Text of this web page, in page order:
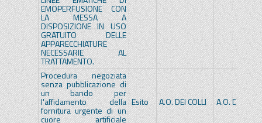
EMOPERFUSIONE CON
LA MESSA A
DISPOSIZIONE IN USO
GRATUITO DELLE
APPARECCHIATURE
NECESSARIE AL
TRATTAMENTO.
Procedura negoziata
senza pubblicazione di
un bando per
l'affidamento della
fornitura urgente di un
cuore artificiale
Esito A.O. DEI COLLI A.O. DEI